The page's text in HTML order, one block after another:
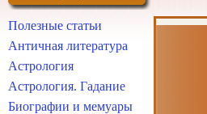
Полезные статьи
Античная литература
Астрология
Астрология. Гадание
Биографии и мемуары